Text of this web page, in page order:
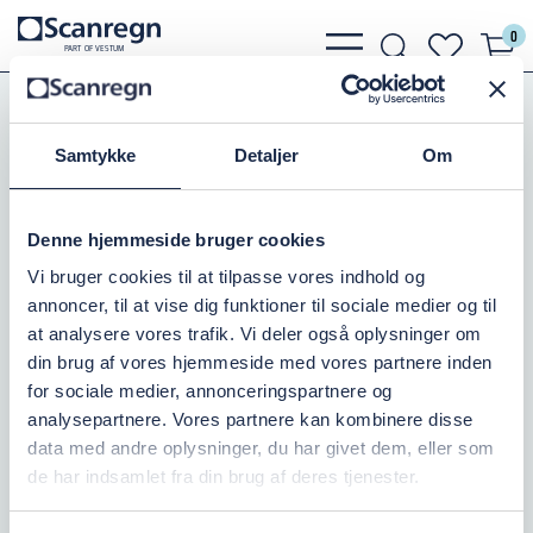
Samtykke Detaljer Om
Denne hjemmeside bruger cookies
Vi bruger cookies til at tilpasse vores indhold og
annoncer, til at vise dig funktioner til sociale medier og til
at analysere vores trafik. Vi deler også oplysninger om
din brug af vores hjemmeside med vores partnere inden
for sociale medier, annonceringspartnere og
analysepartnere. Vores partnere kan kombinere disse
data med andre oplysninger, du har givet dem, eller som
de har indsamlet fra din brug af deres tjenester.
PARTOF VESTUM
bars
light
search
light
heart 0
Koblinger
HK KOBLING 108/3" UDV.GEV.
Varenr.:
På lager: 10+
940,00 DKKinkl. moms
Læg i kurv